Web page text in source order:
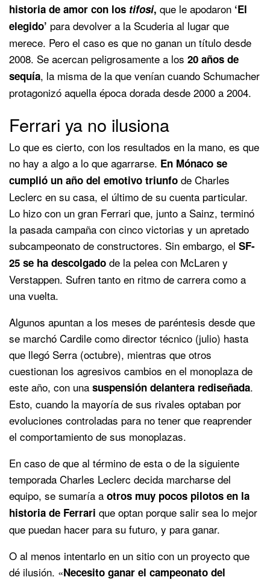
historia de amor con los tifosi, que le apodaron ‘El
elegido’ para devolver a la Scuderia al lugar que
merece. Pero el caso es que no ganan un título desde
2008. Se acercan peligrosamente a los 20 años de
sequía, la misma de la que venían cuando Schumacher
protagonizó aquella época dorada desde 2000 a 2004.
Ferrari ya no ilusiona
Lo que es cierto, con los resultados en la mano, es que
no hay a algo a lo que agarrarse. En Mónaco se
cumplió un año del emotivo triunfo de Charles
Leclerc en su casa, el último de su cuenta particular.
Lo hizo con un gran Ferrari que, junto a Sainz, terminó
la pasada campaña con cinco victorias y un apretado
subcampeonato de constructores. Sin embargo, el SF-
25 se ha descolgado de la pelea con McLaren y
Verstappen. Sufren tanto en ritmo de carrera como a
una vuelta.
Algunos apuntan a los meses de paréntesis desde que
se marchó Cardile como director técnico (julio) hasta
que llegó Serra (octubre), mientras que otros
cuestionan los agresivos cambios en el monoplaza de
este año, con una suspensión delantera rediseñada.
Esto, cuando la mayoría de sus rivales optaban por
evoluciones controladas para no tener que reaprender
el comportamiento de sus monoplazas.
En caso de que al término de esta o de la siguiente
temporada Charles Leclerc decida marcharse del
equipo, se sumaría a otros muy pocos pilotos en la
historia de Ferrari que optan porque salir sea lo mejor
que puedan hacer para su futuro, y para ganar.
O al menos intentarlo en un sitio con un proyecto que
dé ilusión. «Necesito ganar el campeonato del